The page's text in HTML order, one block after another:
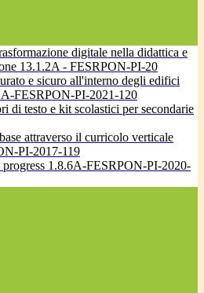
digitale nella didattica e
13.1.2A - FESRPON-PI-20
e sicuro all'interno degli edifici
FESRPON-PI-2021-120
di testo e kit scolastici per secondarie
attraverso il curricolo verticale
PI-2017-119
1.8.6A-FESRPON-PI-2020-